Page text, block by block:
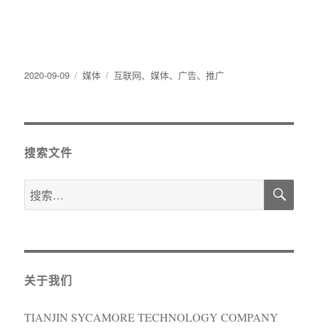
发
2020-09-09
分
媒体
标
互联网、媒体、 广告、推广
搜索文件
搜
索：
搜
关于我们
TIANJIN SYCAMORE TECHNOLOGY COMPANY